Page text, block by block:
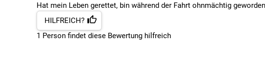
Hat mein Leben gerettet, bin während der Fahrt ohnmächtig
HILFREICH?
1 Person findetdiese Bewertung hilfreich